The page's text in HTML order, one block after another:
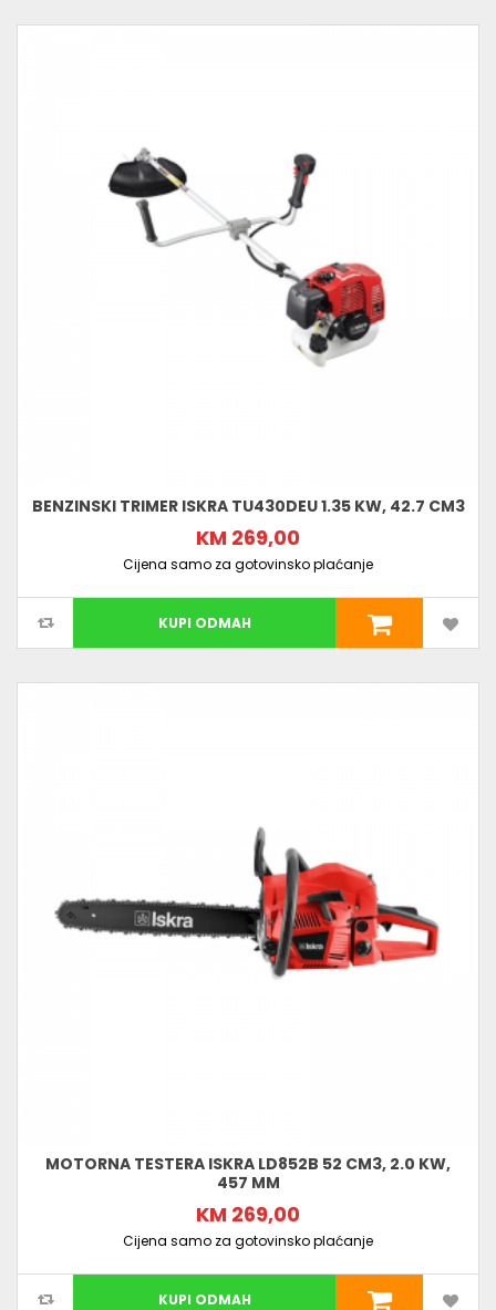
BENZINSKI TRIMER ISKRA TU430DEU 1.35 KW, 42.7 CM3
KM 269,00
Cijena samo za gotovinsko plaćanje
KUPI ODMAH
MOTORNA TESTERA ISKRA LD852B 52 CM3, 2.0 KW,
457 MM
KM 269,00
Cijena samo za gotovinsko plaćanje
KUPI ODMAH